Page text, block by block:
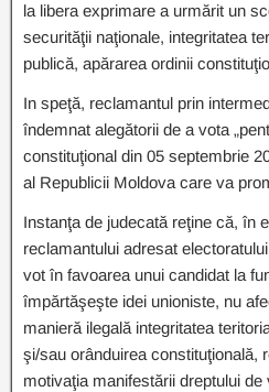
la libera exprimare a urmărit un
securităţii naţionale, integritatea
publică, apărarea ordinii
In speţă, reclamantul prin
îndemnat alegătorii de a vota
constituţional din 05 septembrie
al Republicii Moldova care va
Instanţa de judecată reţine că, în
reclamantului adresat
vot în favoarea unui candidat la
împărtăşeşte idei unioniste, nu
manieră ilegală integritatea
şi/sau orânduirea constituţională,
motivaţia manifestării dreptului de